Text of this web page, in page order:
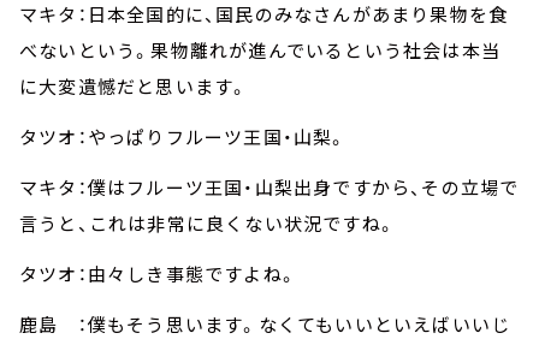
マキタ：日本全国的に、国民のみなさんがあまり果物を食
べないという。果物離れが進んでいるという社会は本当
に大変遺憾だと思います。
タツオ：やっぱりフルーツ王国・山梨。
マキタ：僕はフルーツ王国・山梨出身ですから、その立場で
言うと、これは非常に良くない状況ですね。
タツオ：由々しき事態ですよね。
鹿島 ：僕もそう思います。なくてもいいといえばいいじ